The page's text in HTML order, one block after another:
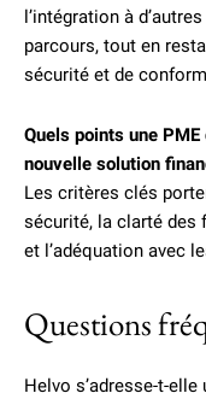
l’intégration à
parcours, tout en
sécurité et de
Quels points une
nouvelle solution
Les critères clés
sécurité, la clarté des
et l’adéquation avec
Questions
Helvo s’adresse-t-